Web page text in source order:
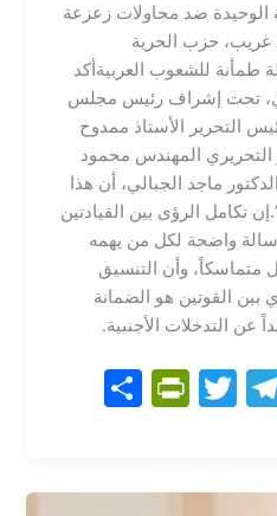
الوحيدة ضد محاولات زعزعة
غريب، حزب الحرية
للشعوب العربية​أكد
تحت إشراف رئيس مجلس
التحرير الأستاذ ممدوح
التحريري المهندس محمود
ماجد الجبالي، أن هذا
تكامل الرؤى بين القيادتين
واضحة لكل من يهمه
متماسكاً، وأن التنسيق
بين القوتين هو الضمانة
عن التدخلات الأجنبية.
T
gr
T
er
Pr
ri
e